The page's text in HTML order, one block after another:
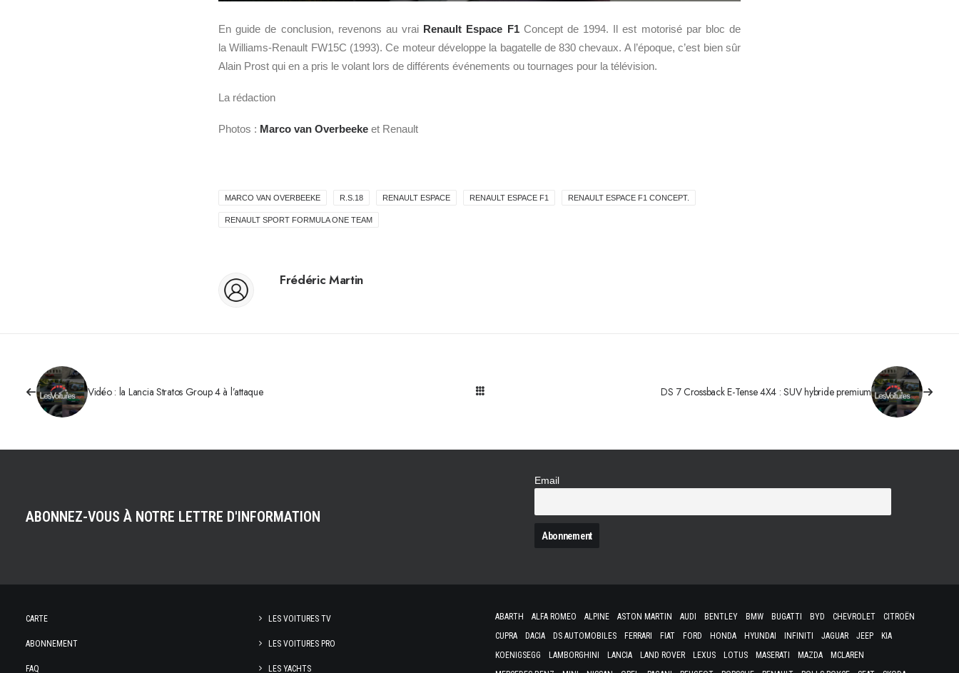
En guide de conclusion, revenons au vrai Renault Espace F1Concept de 1994. Il est motorisé par bloc de
la Williams-Renault FW15C (1993). Ce moteur développe la bagatelle de 830 chevaux. A l’époque, c’est bien sûr
Alain Prost qui en a pris le volant lors de différents événements ou tournages pour la télévision.
La rédaction
Photos : Marco van Overbeeke et Renault
MARCO VAN OVERBEEKE R.S.18 RENAULT ESPACE RENAULT ESPACE F1 RENAULT ESPACE F1 CONCEPT.
RENAULT SPORT FORMULA ONE TEAM
Frédéric Martin
Vidéo : la Lancia Stratos Group 4 à l’attaque DS 7 Crossback E-Tense 4X4 : SUV hybride premium
ABONNEZ-VOUS À NOTRE LETTRE D'INFORMATION
Email
CARTE
ABONNEMENT
FAQ
LES VOITURES TV
LES VOITURES PRO
LES YACHTS
ABARTH ALFA ROMEO ALPINE ASTON MARTIN AUDI BENTLEY BMW BUGATTI BYD CHEVROLET
CITROËN
CUPRA
DACIA DS AUTOMOBILES FERRARI FIAT FORD HONDA HYUNDAI INFINITI JAGUAR JEEP
KIA
KOENIGSEGG
LAMBORGHINI LANCIA LAND ROVER LEXUS LOTUS MASERATI MAZDA
MCLAREN